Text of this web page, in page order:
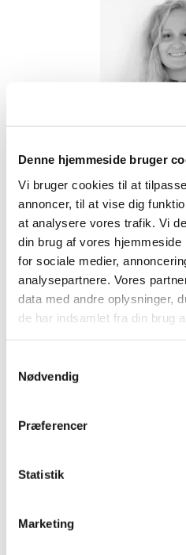
Denne hjemmeside bruger
Vi bruger cookies til at
annoncer, til at vise dig
at analysere vores trafik. Vi
din brug af vores
for sociale medier,
analysepartnere. Vores
data med andre oplysninger,
de har indsamlet fra din brug
Nødvendig
Præferencer
Statistik
Marketing
Louise Brejndahl Hald Poulsen
Næstformand
Tlf.: 61 78 48 24
louise_brejndahl@hotmail.com
Leif Thomassen
Kasserer
Jane Juhler Kjærgaard
Tlf.: 21 72 39 72